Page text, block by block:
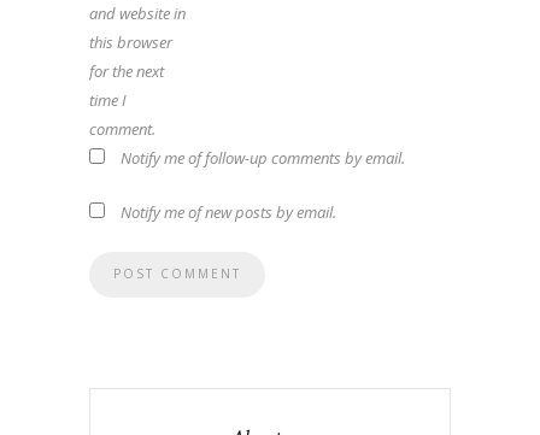
and website in
this browser
for the next
time I
comment.
Notify me of follow-up comments by email.
Notify me of new posts by email.